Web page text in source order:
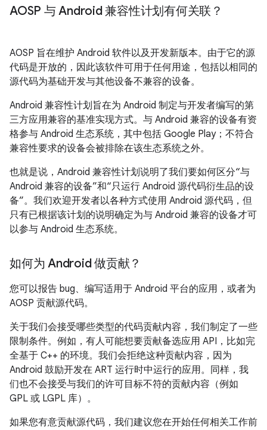
AOSP 与 Android 兼容性计划有何关联？
AOSP 旨在维护 Android 软件以及开发新版本。由于它的源
代码是开放的，因此该软件可用于任何用途，包括以相同的
源代码为基础开发与其他设备不兼容的设备。
Android 兼容性计划旨在为 Android 制定与开发者编写的第
三方应用兼容的基准实现方式。 与 Android 兼容的设备有资
格参与 Android 生态系统，其中包括 Google Play；不符合
兼容性要求的设备会被排除在该生态系统之外。
也就是说，Android 兼容性计划说明了我们要如何区分“与
Android 兼容的设备”和“只运行 Android 源代码衍生品的设
备”。我们欢迎开发者以各种方式使用 Android 源代码，但
只有已根据该计划的说明确定为与 Android 兼容的设备才可
以参与 Android 生态系统。
如何为 Android 做贡献？
您可以报告 bug、编写适用于 Android 平台的应用，或者为
AOSP 贡献源代码。
关于我们会接受哪些类型的代码贡献内容，我们制定了一些
限制条件。例如，有人可能想要贡献备选应用 API，比如完
全基于 C++ 的环境。我们会拒绝这种贡献内容，因为
Android 鼓励开发在 ART 运行时中运行的应用。同样，我
们也不会接受与我们的许可目标不符的贡献内容（例如
GPL 或 LGPL 库）。
如果您有意贡献源代码，我们建议您在开始任何相关工作前